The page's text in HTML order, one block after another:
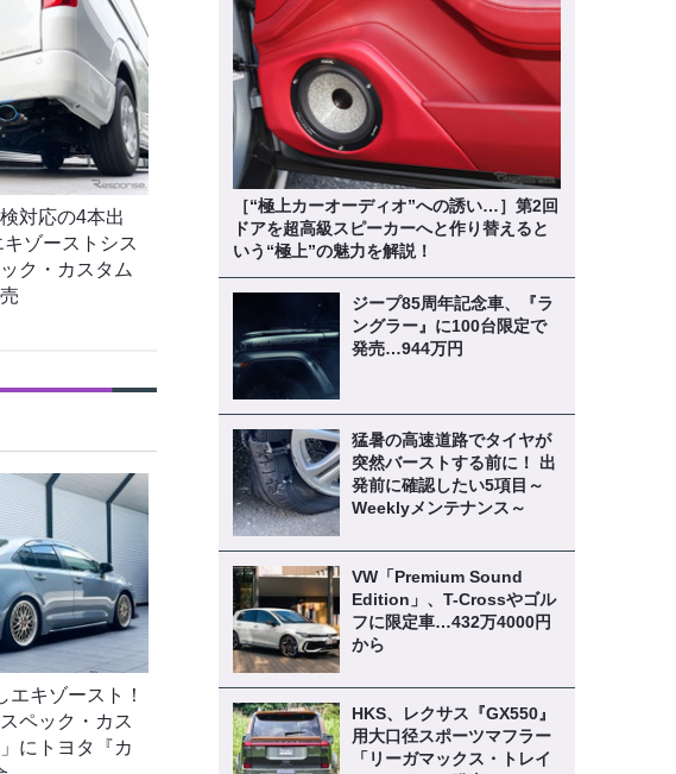
対応の4本出
ゾーストシス
ク・カスタム
キゾースト！
ペック・カス
にトヨタ『カ
［“極上カーオーディオ”への誘い…］第2回
ドアを超高級スピーカーへと作り替えると
いう“極上”の魅力を解説！
ジープ85周年記念車、『ラ
ングラー』に100台限定で
発売…944万円
猛暑の高速道路でタイヤが
突然バーストする前に！ 出
発前に確認したい5項目～
Weeklyメンテナンス～
VW「Premium Sound
Edition」、T-Crossやゴル
フに限定車…432万4000円
から
HKS、レクサス『GX550』
用大口径スポーツマフラー
「リーガマックス・トレイ